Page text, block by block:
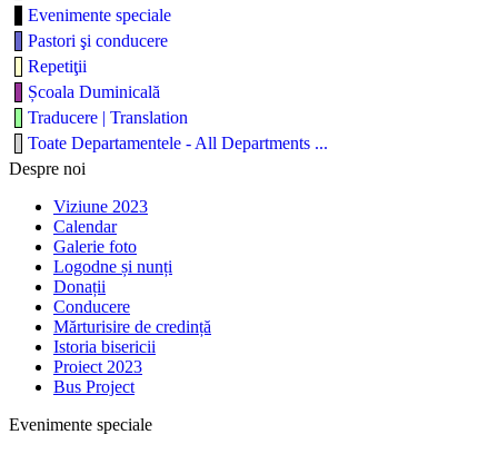
Evenimente speciale
Pastori şi conducere
Repetiţii
Școala Duminicală
Traducere | Translation
Toate Departamentele - All Departments ...
Despre noi
Viziune 2023
Calendar
Galerie foto
Logodne și nunți
Donații
Conducere
Mărturisire de credință
Istoria bisericii
Proiect 2023
Bus Project
Evenimente speciale